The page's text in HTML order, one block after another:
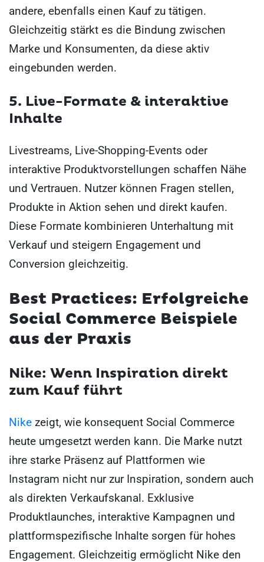
andere, ebenfalls einen Kauf zu tätigen.
Gleichzeitig stärkt es die Bindung zwischen
Marke und Konsumenten, da diese aktiv
eingebunden werden.
5. Live-Formate & interaktive
Inhalte
Livestreams, Live-Shopping-Events oder
interaktive Produktvorstellungen schaffen Nähe
und Vertrauen. Nutzer können Fragen stellen,
Produkte in Aktion sehen und direkt kaufen.
Diese Formate kombinieren Unterhaltung mit
Verkauf und steigern Engagement und
Conversion gleichzeitig.
Best Practices: Erfolgreiche
Social Commerce Beispiele
aus der Praxis
Nike: Wenn Inspiration direkt
zum Kauf führt
Nike zeigt, wie konsequent Social Commerce
heute umgesetzt werden kann. Die Marke nutzt
ihre starke Präsenz auf Plattformen wie
Instagram nicht nur zur Inspiration, sondern auch
als direkten Verkaufskanal. Exklusive
Produktlaunches, interaktive Kampagnen und
plattformspezifische Inhalte sorgen für hohes
Engagement. Gleichzeitig ermöglicht Nike den